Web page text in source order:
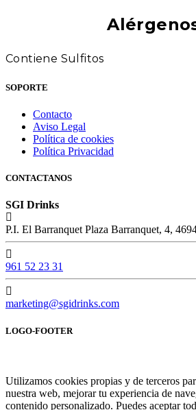
Contiene Sulfitos
SOPORTE
Contacto
Aviso Legal
Política de cookies
Política Privacidad
CONTACTANOS
SGI Drinks
P.I. El Barranquet Plaza Barranquet, 4,
961 52 23 31
marketing@sgidrinks.com
LOGO-FOOTER
Utilizamos cookies propias y de terceros
nuestra web, mejorar tu experiencia de
contenido personalizado. Puedes aceptar